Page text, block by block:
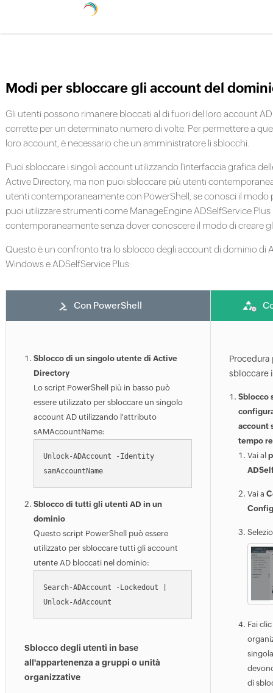
Modi per sbloccare gli account del
Gli utenti possono rimanere bloccati al di fuori del loro account
corrette per un determinato numero di volte. Per permettere a
loro account, è necessario che un amministratore li sblocchi.
Puoi sbloccare i singoli account utilizzando l'interfaccia grafica
Active Directory, ma non puoi sbloccare più utenti
utenti contemporaneamente con PowerShell, se conosci il modo
puoi utilizzare strumenti come ManageEngine ADSelfService
contemporaneamente senza dover conoscere il modo di creare
Questo è un confronto tra lo sblocco degli account di dominio di
Windows e ADSelfService Plus:
Con PowerShell
Sblocco di un singolo utente di Active
Directory
Lo script PowerShell più in basso può
essere utilizzato per sbloccare un singolo
account AD utilizzando l'attributo
sAMAccountName:
Unlock-ADAccount -Identity
samAccountName
Sblocco di tutti gli utenti AD in un
dominio
Questo script PowerShell può essere
utilizzato per sbloccare tutti gli account
utente AD bloccati nel dominio:
Search-ADAccount -Lockedout |
Sblocco degli utenti in base
all'appartenenza a gruppi o unità
organizzative
sbloccare
Sblocco
account
tempo
Vai al
Vai a
Fai
di